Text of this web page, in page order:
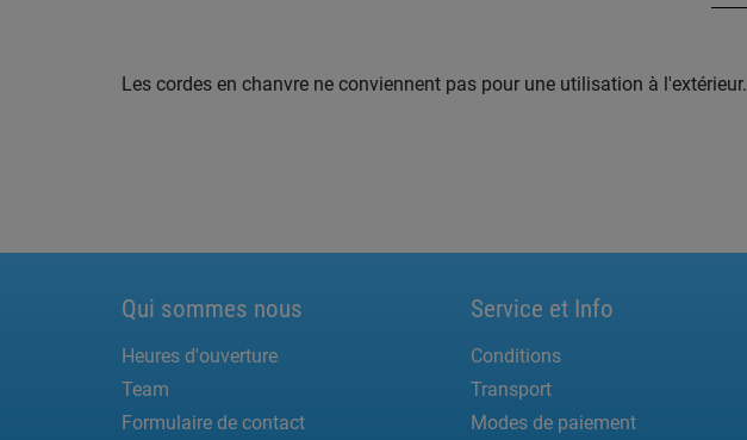
Les cordes en chanvre ne conviennent pas pour une utilisation à l'extérieur.
Qui sommes nous
Heures d'ouverture
Team
Formulaire de contact
Service et Info
Conditions
Transport
Modes de paiement